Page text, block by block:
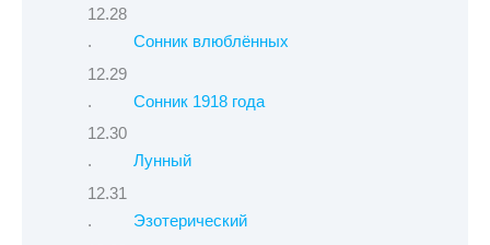
Сонник влюблённых
Сонник 1918 года
Лунный
Эзотерический